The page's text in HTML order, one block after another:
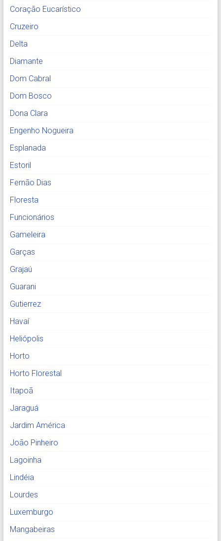
Coração Eucarístico
Cruzeiro
Delta
Diamante
Dom Cabral
Dom Bosco
Dona Clara
Engenho Nogueira
Esplanada
Estoril
Fernão Dias
Floresta
Funcionários
Gameleira
Garças
Grajaú
Guarani
Gutierrez
Havaí
Heliópolis
Horto
Horto Florestal
Itapoã
Jaraguá
Jardim América
João Pinheiro
Lagoinha
Lindéia
Lourdes
Luxemburgo
Mangabeiras